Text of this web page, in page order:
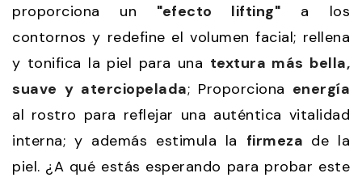
proporciona un "efecto lifting" a los
contornos y redefine el volumen facial; rellena
y tonifica la piel para una textura más bella,
suave y aterciopelada; Proporciona energía
al rostro para reflejar una auténtica vitalidad
interna; y además estimula la firmeza de la
piel. ¿A qué estás esperando para probar este